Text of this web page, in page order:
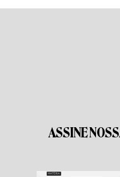
ASSINE